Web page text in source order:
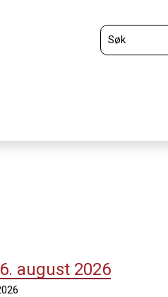
august 2026